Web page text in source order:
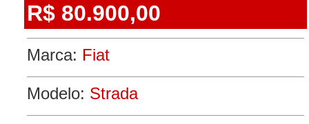
R$ 80.900,00
Marca: Fiat
Modelo: Strada